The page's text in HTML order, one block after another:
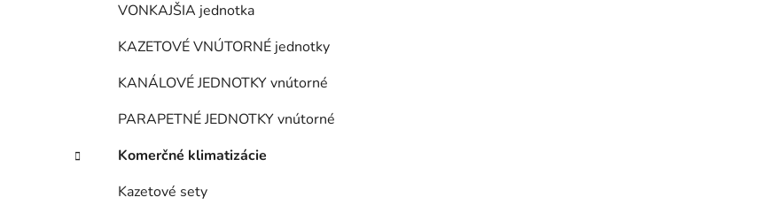
VONKAJŠIA jednotka
KAZETOVÉ VNÚTORNÉ jednotky
KANÁLOVÉ JEDNOTKY vnútorné
PARAPETNÉ JEDNOTKY vnútorné
Komerčné klimatizácie
Kazetové sety